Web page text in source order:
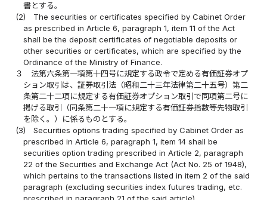
書とする。
(2)
The securities or certificates specified by Cabinet Order
as prescribed in Article 6, paragraph 1, item 11 of the Act
shall be the deposit certificates of negotiable deposits or
other securities or certificates, which are specified by the
Ordinance of the Ministry of Finance.
３
法第六条第一項第十四号に規定する政令で定める有価証券オプ
ション取引は、証券取引法（昭和二十三年法律第二十五号）第二
条第二十二項に規定する有価証券オプション取引で同項第二号に
掲げる取引（同条第二十一項に規定する有価証券指数等先物取引
を除く。）に係るものとする。
(3)
Securities options trading specified by Cabinet Order as
prescribed in Article 6, paragraph 1, item 14 shall be
securities option trading prescribed in Article 2, paragraph
22 of the Securities and Exchange Act (Act No. 25 of 1948),
which pertains to the transactions listed in item 2 of the said
paragraph (excluding securities index futures trading, etc.